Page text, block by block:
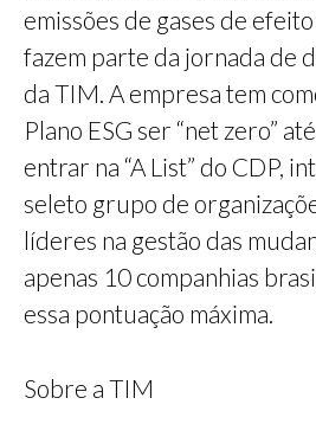
emissões de gases de
fazem parte da jornada de
da TIM. A empresa tem
Plano ESG ser “net zero”
entrar na “A List” do CDP,
seleto grupo de
líderes na gestão das
apenas 10 companhias
essa pontuação máxima.
Sobre a TIM